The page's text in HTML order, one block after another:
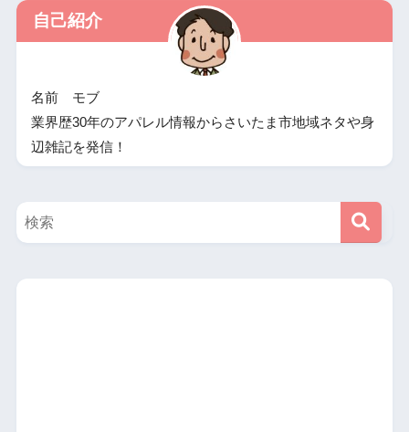
自己紹介
名前 モブ
業界歴30年のアパレル情報からさいたま市地域ネタや身
辺雑記を発信！